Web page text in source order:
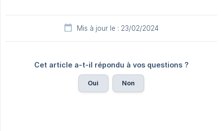
Mis à jour le : 23/02/2024
Cet article a-t-il répondu à vos questions ?
Oui Non